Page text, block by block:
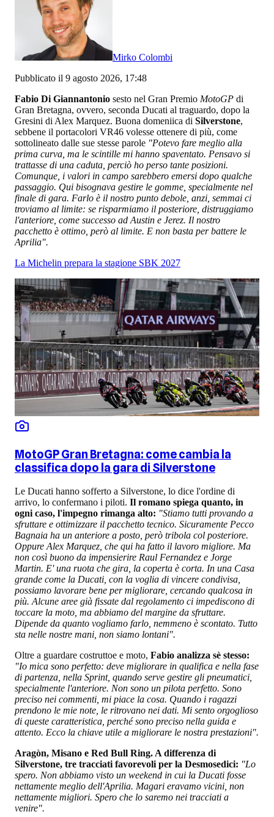
Mirko Colombi
Pubblicato il 9 agosto 2026, 17:48
Fabio Di Giannantonio sesto nel Gran Premio MotoGP di
Gran Bretagna, ovvero, seconda Ducati al traguardo, dopo la
Gresini di Alex Marquez. Buona domeniica di Silverstone,
sebbene il portacolori VR46 volesse ottenere di più, come
sottolineato dalle sue stesse parole "Potevo fare meglio alla
prima curva, ma le scintille mi hanno spaventato. Pensavo si
trattasse di una caduta, perciò ho perso tante posizioni.
Comunque, i valori in campo sarebbero emersi dopo qualche
passaggio. Qui bisognava gestire le gomme, specialmente nel
finale di gara. Farlo è il nostro punto debole, anzi, semmai ci
troviamo al limite: se risparmiamo il posteriore, distruggiamo
l'anteriore, come successo ad Austin e Jerez. Il nostro
pacchetto è ottimo, però al limite. E non basta per battere le
Aprilia".
La Michelin prepara la stagione SBK 2027
MotoGP Gran Bretagna: come cambia la
classifica dopo la gara di Silverstone
Le Ducati hanno sofferto a Silverstone, lo dice l'ordine di
arrivo, lo confermano i piloti. Il romano spiega quanto, in
ogni caso, l'impegno rimanga alto: "Stiamo tutti provando a
sfruttare e ottimizzare il pacchetto tecnico. Sicuramente Pecco
Bagnaia ha un anteriore a posto, però tribola col posteriore.
Oppure Alex Marquez, che qui ha fatto il lavoro migliore. Ma
non così buono da impensierire Raul Fernandez e Jorge
Martin. E' una ruota che gira, la coperta è corta. In una Casa
grande come la Ducati, con la voglia di vincere condivisa,
possiamo lavorare bene per migliorare, cercando qualcosa in
più. Alcune aree già fissate dal regolamento ci impediscono di
toccare la moto, ma abbiamo del margine da sfruttare.
Dipende da quanto vogliamo farlo, nemmeno è scontato. Tutto
sta nelle nostre mani, non siamo lontani".
Oltre a guardare costruttoe e moto, Fabio analizza sè stesso:
"Io mica sono perfetto: deve migliorare in qualifica e nella fase
di partenza, nella Sprint, quando serve gestire gli pneumatici,
specialmente l'anteriore. Non sono un pilota perfetto. Sono
preciso nei commenti, mi piace la cosa. Quando i ragazzi
prendono le mie note, le ritrovano nei dati. Mi sento orgoglioso
di queste caratteristica, perché sono preciso nella guida e
attento. Ecco la chiave utile a migliorare le nostra prestazioni".
Aragòn, Misano e Red Bull Ring. A differenza di
Silverstone, tre tracciati favorevoli per la Desmosedici: "Lo
spero. Non abbiamo visto un weekend in cui la Ducati fosse
nettamente meglio dell'Aprilia. Magari eravamo vicini, non
nettamente migliori. Spero che lo saremo nei tracciati a
venire".